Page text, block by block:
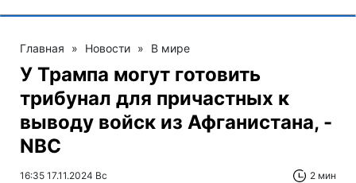
Главная » Новости » В мире
У Трампа могут готовить
трибунал для причастных к
выводу войск из Афганистана, -
NBC
16:35 17.11.2024 Вс 2 мин